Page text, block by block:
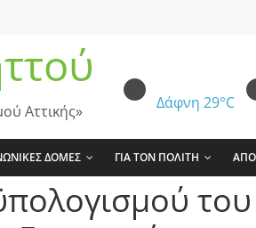
Δάφνη 29°C
Αττικής»
ΔΟΜΕΣ ΓΙΑ ΤΟΝ ΠΟΛΙΤΗ